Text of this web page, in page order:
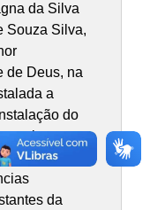
da Silva
Souza Silva,
de Deus, na
a
do
qual a
Azevedo,
da